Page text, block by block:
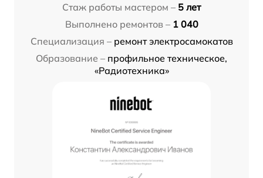
Стаж работы мастером – 5 лет
Выполнено ремонтов – 1 040
Специализация – ремонт электросамокатов
Образование – профильное техническое,
«Радиотехника»